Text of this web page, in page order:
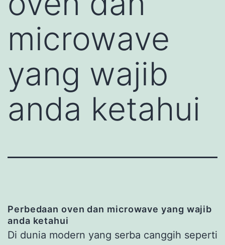
microwave
yang wajib
anda ketahui
Perbedaan oven dan microwave yang wajib
anda ketahui
Di dunia modern yang serba canggih seperti